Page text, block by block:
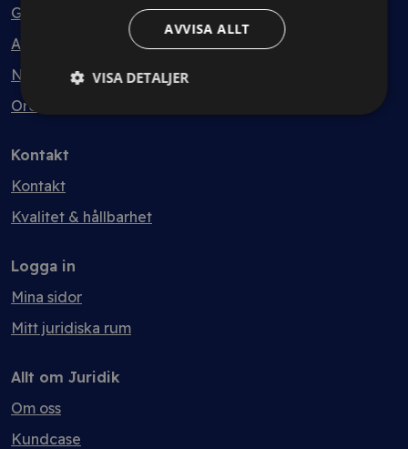
Guider
Avtalsmallar
Nyheter
Ordlista
Kontakt
Kontakt
Kvalitet & hållbarhet
Logga in
Mina sidor
Mitt juridiska rum
Allt om Juridik
Om oss
Kundcase
AVVISA ALLT
VISA DETALJER